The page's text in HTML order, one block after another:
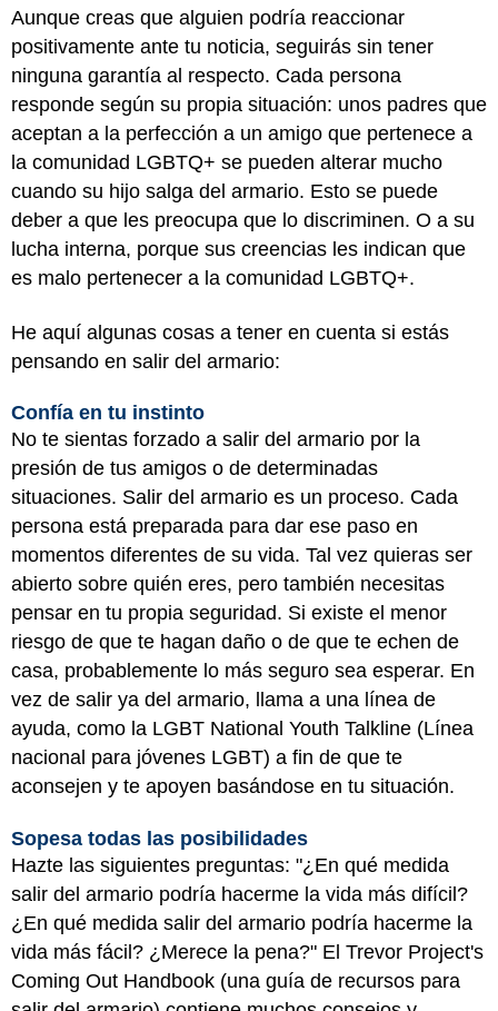
Aunque creas que alguien podría reaccionar
positivamente ante tu noticia, seguirás sin tener
ninguna garantía al respecto. Cada persona
responde según su propia situación: unos padres que
aceptan a la perfección a un amigo que pertenece a
la comunidad LGBTQ+ se pueden alterar mucho
cuando su hijo salga del armario. Esto se puede
deber a que les preocupa que lo discriminen. O a su
lucha interna, porque sus creencias les indican que
es malo pertenecer a la comunidad LGBTQ+.
He aquí algunas cosas a tener en cuenta si estás
pensando en salir del armario:
Confía en tu instinto
No te sientas forzado a salir del armario por la
presión de tus amigos o de determinadas
situaciones. Salir del armario es un proceso. Cada
persona está preparada para dar ese paso en
momentos diferentes de su vida. Tal vez quieras ser
abierto sobre quién eres, pero también necesitas
pensar en tu propia seguridad. Si existe el menor
riesgo de que te hagan daño o de que te echen de
casa, probablemente lo más seguro sea esperar. En
vez de salir ya del armario, llama a una línea de
ayuda, como la LGBT National Youth Talkline (Línea
nacional para jóvenes LGBT) a fin de que te
aconsejen y te apoyen basándose en tu situación.
Sopesa todas las posibilidades
Hazte las siguientes preguntas: "¿En qué medida
salir del armario podría hacerme la vida más difícil?
¿En qué medida salir del armario podría hacerme la
vida más fácil? ¿Merece la pena?" El Trevor Project's
Coming Out Handbook (una guía de recursos para